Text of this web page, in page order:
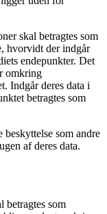
skal betragtes som
hvorvidt der indgår
endepunkter. Det
omkring
Indgår deres data i
betragtes som
beskyttelse som andre
af deres data.
betragtes som